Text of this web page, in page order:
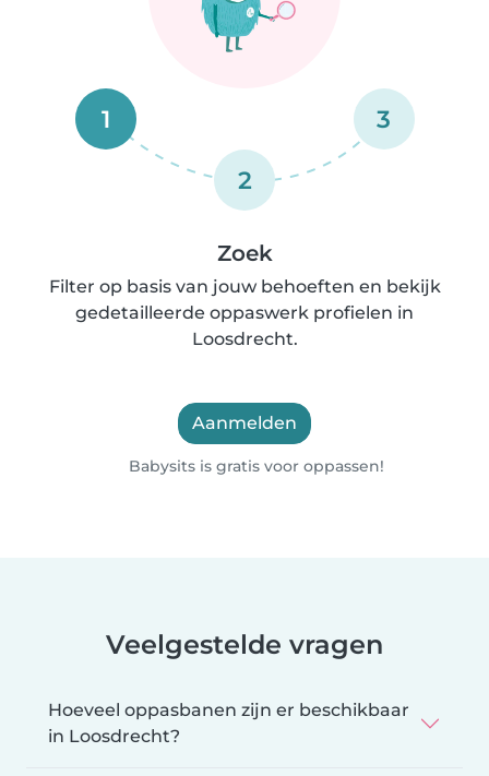
1
2
3
Zoek
Filter op basis van jouw behoeften en bekijk
gedetailleerde oppaswerk profielen in
Loosdrecht.
Aanmelden
Babysits is gratis voor oppassen!
Veelgestelde vragen
Hoeveel oppasbanen zijn er beschikbaar
in Loosdrecht?